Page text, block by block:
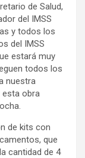
de Salud,
del IMSS
y todos los
del IMSS
estará muy
todos los
nuestra
esta obra
de kits con
que
cantidad de 4